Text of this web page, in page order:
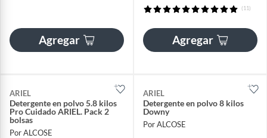
Agregar
(11)
Agregar
ARIEL
Detergente en polvo 5.8 kilos
Pro Cuidado ARIEL. Pack 2
bolsas
Por ALCOSE
ARIEL
Detergente en polvo 8 kilos
Downy
Por ALCOSE